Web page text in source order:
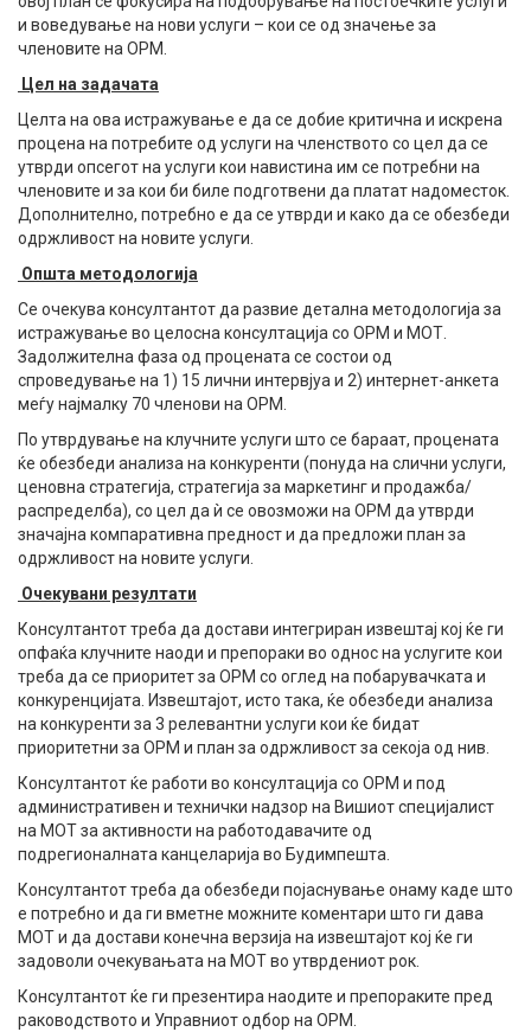
и воведување на нови услуги – кои се од значење за
членовите на ОРМ.
Цел на задачата
Целта на ова истражување е да се добие критична и искрена
процена на потребите од услуги на членството со цел да се
утврди опсегот на услуги кои навистина им се потребни на
членовите и за кои би биле подготвени да платат надоместок.
Дополнително, потребно е да се утврди и како да се обезбеди
одржливост на новите услуги.
Општа методологија
Се очекува консултантот да развие детална методологија за
истражување во целосна консултација со ОРМ и МОТ.
Задолжителна фаза од процената се состои од
спроведување на 1) 15 лични интервјуа и 2) интернет-анкета
меѓу најмалку 70 членови на ОРМ.
По утврдување на клучните услуги што се бараат, процената
ќе обезбеди анализа на конкуренти (понуда на слични услуги,
ценовна стратегија, стратегија за маркетинг и продажба/
распределба), со цел да ѝ се овозможи на ОРМ да утврди
значајна компаративна предност и да предложи план за
одржливост на новите услуги.
Очекувани резултати
Консултантот треба да достави интегриран извештај кој ќе ги
опфаќа клучните наоди и препораки во однос на услугите кои
треба да се приоритет за ОРМ со оглед на побарувачката и
конкуренцијата. Извештајот, исто така, ќе обезбеди анализа
на конкуренти за 3 релевантни услуги кои ќе бидат
приоритетни за ОРМ и план за одржливост за секоја од нив.
Консултантот ќе работи во консултација со ОРМ и под
административен и технички надзор на Вишиот специјалист
на МОТ за активности на работодавачите од
подрегионалната канцеларија во Будимпешта.
Консултантот треба да обезбеди појаснување онаму каде што
е потребно и да ги вметне можните коментари што ги дава
МОТ и да достави конечна верзија на извештајот кој ќе ги
задоволи очекувањата на МОТ во утврдениот рок.
Консултантот ќе ги презентира наодите и препораките пред
раководството и Управниот одбор на ОРМ.